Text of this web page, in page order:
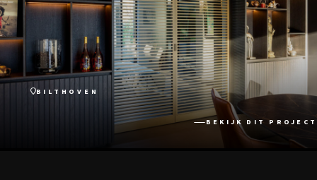
BILTHOVEN
BEKIJK DIT PROJECT